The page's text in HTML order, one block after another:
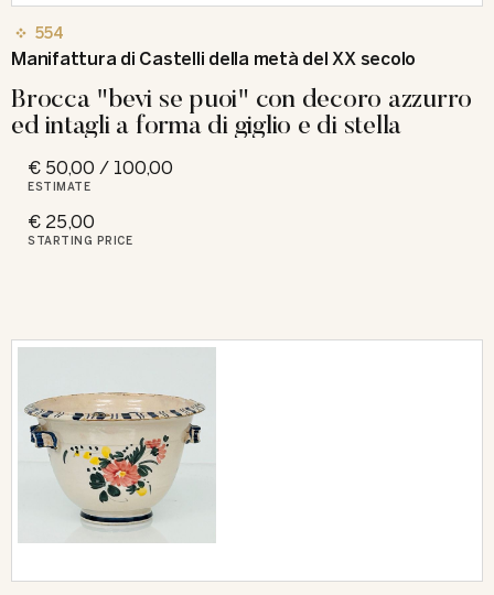
554
Manifattura di Castelli della metà del XX secolo
Brocca "bevi se puoi" con decoro azzurro
ed intagli a forma di giglio e di stella
€ 50,00 / 100,00
ESTIMATE
€ 25,00
STARTING PRICE